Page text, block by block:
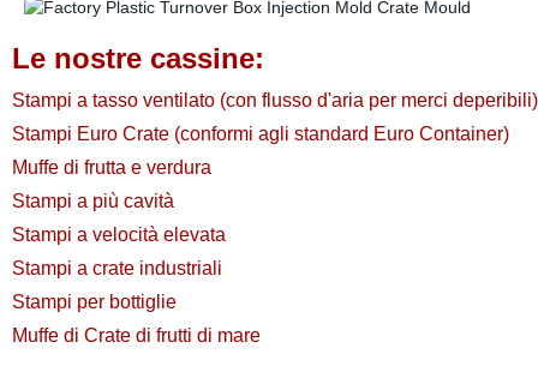
Le nostre cassine:
Stampi a tasso ventilato (con flusso d'aria per merci deperibili)
Stampi Euro Crate (conformi agli standard Euro Container)
Muffe di frutta e verdura
Stampi a più cavità
Stampi a velocità elevata
Stampi a crate industriali
Stampi per bottiglie
Muffe di Crate di frutti di mare